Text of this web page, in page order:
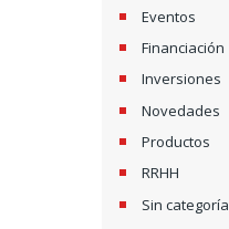
Eventos
Financiación
Inversiones
Novedades
Productos
RRHH
Sin categoría